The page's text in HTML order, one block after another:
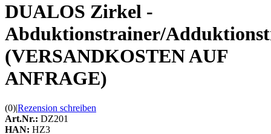
DUALOS Zirkel -
Abduktionstrainer/
(VERSANDKOSTEN AUF
ANFRAGE)
(0)|Rezension schreiben
Art.Nr.: DZ201
HAN: HZ3